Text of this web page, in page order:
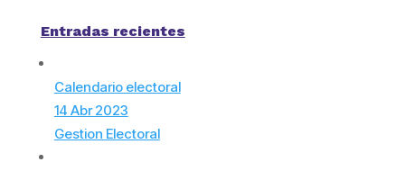
Entradas recientes
Calendario electoral
14 Abr 2023
Gestion Electoral